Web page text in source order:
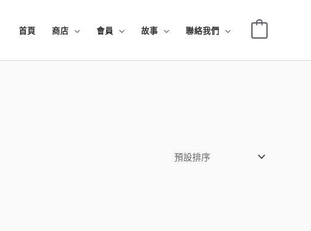
首頁 商店 會員 故事 聯絡我們